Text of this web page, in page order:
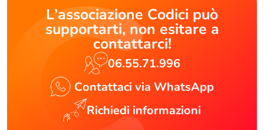
L’associazione Codici può
supportarti, non esitare a
contattarci!
06.55.71.996
Contattaci via WhatsApp
Richiedi informazioni